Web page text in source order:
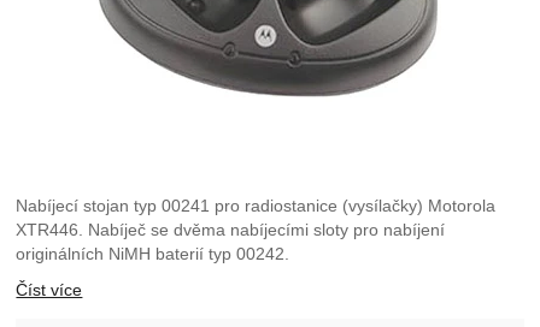
Nabíjecí stojan typ 00241 pro radiostanice (vysílačky) Motorola
XTR446. Nabíječ se dvěma nabíjecími sloty pro nabíjení
originálních NiMH baterií typ 00242.
Číst více